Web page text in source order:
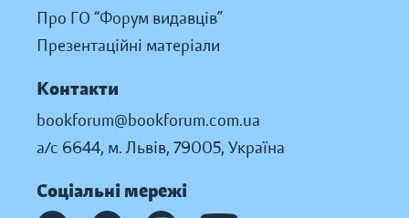
Про ГО “Форум видавців”
Презентаційні матеріали
Контакти
bookforum@bookforum.com.ua
а/с 6644, м. Львів, 79005, Україна
Соціальні мережі